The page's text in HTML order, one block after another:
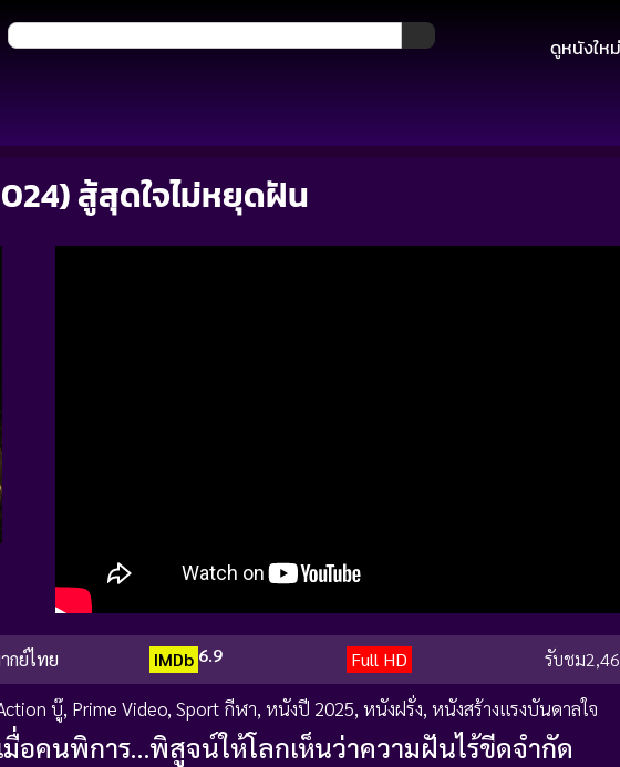
ดูหนังให
สู้สุดใจไม่หยุดฝัน
กย์ไทย IMDb 6.9 Full HD รับชม
บู๊, Prime Video, Sport กีฬา, หนังปี 2025, หนังฝรั่ง, หนังสร้างแรงบันดาลใจ
มื่อคนพิการ…พิสูจน์ให้โลกเห็นว่าความฝันไร้ขีดจำกัด